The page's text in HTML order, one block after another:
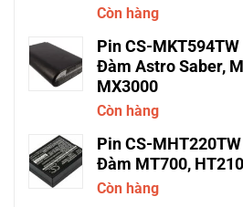
Còn hàng
Pin CS-
Đàm Astro Saber,
MX3000
Còn hàng
Pin CS-
Đàm MT700,
Còn hàng